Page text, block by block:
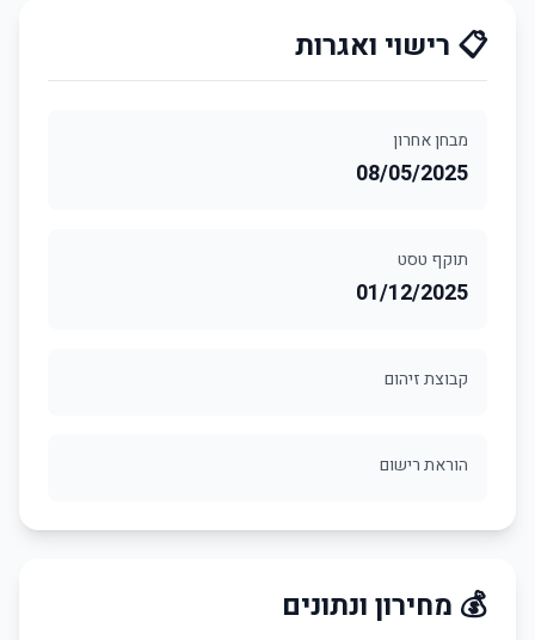
📋 רישוי ואגרות
מבחן אחרון
08/05/2025
תוקף טסט
01/12/2025
קבוצת זיהום
הוראת רישום
💰 מחירון ונתונים